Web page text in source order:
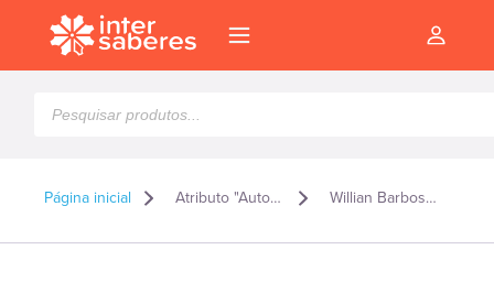
produtos
Página inicial Atributo "Autor" de produto Willian Barbosa Sales